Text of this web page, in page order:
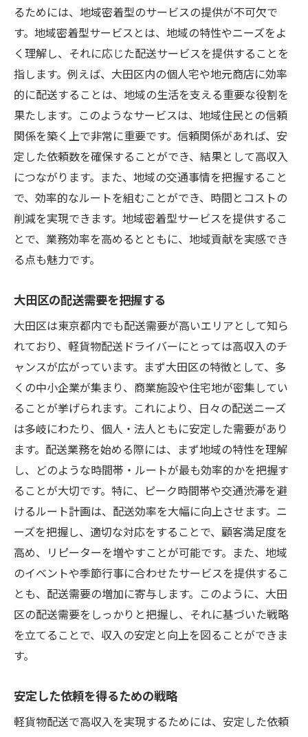
るためには、地域密着型のサービスの提供が不可欠で
す。地域密着型サービスとは、地域の特性やニーズをよ
く理解し、それに応じた配送サービスを提供することを
指します。例えば、大田区内の個人宅や地元商店に効率
的に配送することは、地域の生活を支える重要な役割を
果たします。このようなサービスは、地域住民との信頼
関係を築く上で非常に重要です。信頼関係があれば、安
定した依頼数を確保することができ、結果として高収入
につながります。また、地域の交通事情を把握すること
で、効率的なルートを組むことができ、時間とコストの
削減を実現できます。地域密着型サービスを提供するこ
とで、業務効率を高めるとともに、地域貢献を実感でき
る点も魅力です。
大田区の配送需要を把握する
大田区は東京都内でも配送需要が高いエリアとして知ら
れており、軽貨物配送ドライバーにとっては高収入のチ
ャンスが広がっています。まず大田区の特徴として、多
くの中小企業が集まり、商業施設や住宅地が密集してい
ることが挙げられます。これにより、日々の配送ニーズ
は多岐にわたり、個人・法人ともに安定した需要があり
ます。配送業務を始める際には、まず地域の特性を理解
し、どのような時間帯・ルートが最も効率的かを把握す
ることが大切です。特に、ピーク時間帯や交通渋滞を避
けるルート計画は、配送効率を大幅に向上させます。ニ
ーズを把握し、適切な対応をすることで、顧客満足度を
高め、リピーターを増やすことが可能です。また、地域
のイベントや季節行事に合わせたサービスを提供するこ
とも、配送需要の増加に寄与します。このように、大田
区の配送需要をしっかりと把握し、それに基づいた戦略
を立てることで、収入の安定と向上を図ることができま
す。
安定した依頼を得るための戦略
軽貨物配送で高収入を実現するためには、安定した依頼